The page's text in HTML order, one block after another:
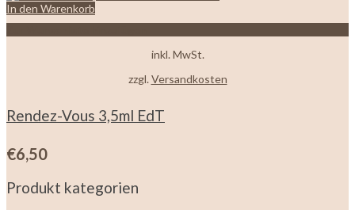
In den Warenkorb
inkl. MwSt.
zzgl.Versandkosten
Rendez-Vous 3,5ml EdT
€6,50
Produkt kategorien